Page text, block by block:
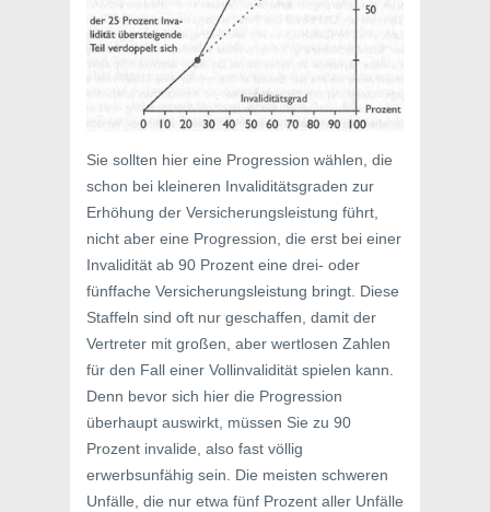
Sie sollten hier eine Progression wählen, die
schon bei kleineren Invaliditätsgraden zur
Erhöhung der Versicherungsleistung führt,
nicht aber eine Progression, die erst bei einer
Invalidität ab 90 Prozent eine drei- oder
fünffache Versicherungsleistung bringt. Diese
Staffeln sind oft nur geschaffen, damit der
Vertreter mit großen, aber wertlosen Zahlen
für den Fall einer Vollinvalidität spielen kann.
Denn bevor sich hier die Progression
überhaupt auswirkt, müssen Sie zu 90
Prozent invalide, also fast völlig
erwerbsunfähig sein. Die meisten schweren
Unfälle, die nur etwa fünf Prozent aller Unfälle